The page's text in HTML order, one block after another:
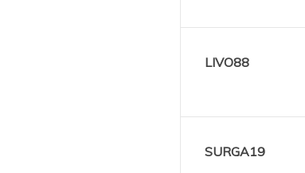
LIVO88
SURGA19